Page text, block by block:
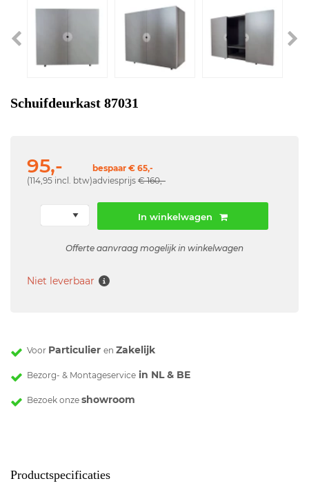
Schuifdeurkast 87031
95,-
(114,95 incl. btw)
bespaar € 65,-
adviesprijs € 160,-
In winkelwagen
Offerte aanvraag mogelijk in winkelwagen
Niet leverbaar
Voor Particulier en Zakelijk
Bezorg- & Montageservice in NL & BE
Bezoek onze showroom
Productspecificaties